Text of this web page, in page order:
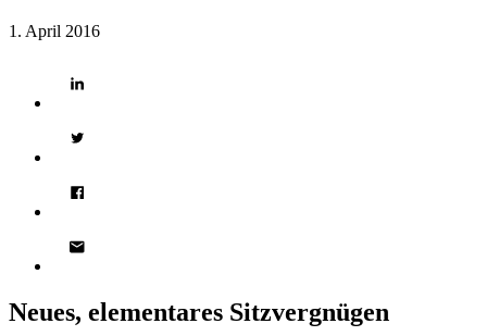
1. April 2016
Neues, elementares Sitzvergnügen